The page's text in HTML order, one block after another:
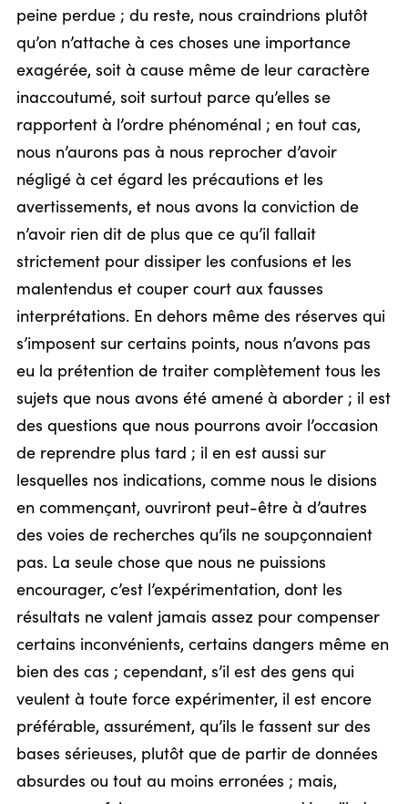
peine perdue ; du reste, nous craindrions plutôt
qu’on n’attache à ces choses une importance
exagérée, soit à cause même de leur caractère
inaccoutumé, soit surtout parce qu’elles se
rapportent à l’ordre phénoménal ; en tout cas,
nous n’aurons pas à nous reprocher d’avoir
négligé à cet égard les précautions et les
avertissements, et nous avons la conviction de
n’avoir rien dit de plus que ce qu’il fallait
strictement pour dissiper les confusions et les
malentendus et couper court aux fausses
interprétations. En dehors même des réserves qui
s’imposent sur certains points, nous n’avons pas
eu la prétention de traiter complètement tous les
sujets que nous avons été amené à aborder ; il est
des questions que nous pourrons avoir l’occasion
de reprendre plus tard ; il en est aussi sur
lesquelles nos indications, comme nous le disions
en commençant, ouvriront peut-être à d’autres
des voies de recherches qu’ils ne soupçonnaient
pas. La seule chose que nous ne puissions
encourager, c’est l’expérimentation, dont les
résultats ne valent jamais assez pour compenser
certains inconvénients, certains dangers même en
bien des cas ; cependant, s’il est des gens qui
veulent à toute force expérimenter, il est encore
préférable, assurément, qu’ils le fassent sur des
bases sérieuses, plutôt que de partir de données
absurdes ou tout au moins erronées ; mais,